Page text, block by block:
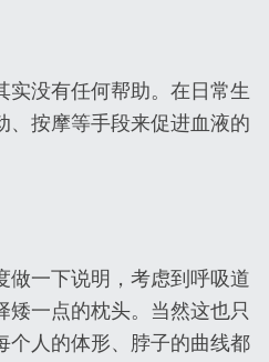
实没有任何帮助。在日常生
、按摩等手段来促进血液的
做一下说明，考虑到呼吸道
矮一点的枕头。当然这也只
个人的体形、脖子的曲线都